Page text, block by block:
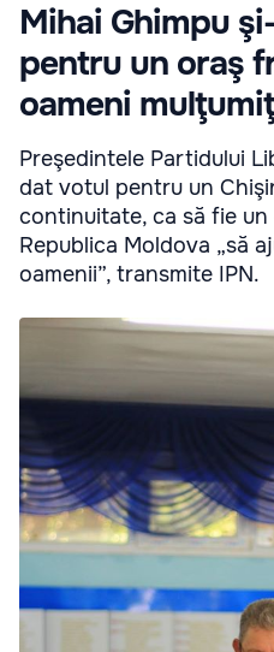
Mihai Ghimpu
pentru un oraş
oameni
Preşedintele Partidului
dat votul pentru un
continuitate, ca să fie
Republica Moldova „să
oamenii”, transmite IPN.